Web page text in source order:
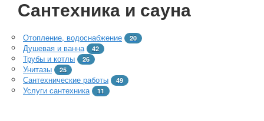
Сантехника и сауна
Отопление, водоснабжение 20
Душевая и ванна 42
Трубы и котлы 26
Унитазы 25
Сантехнические работы 49
Услуги сантехника 11